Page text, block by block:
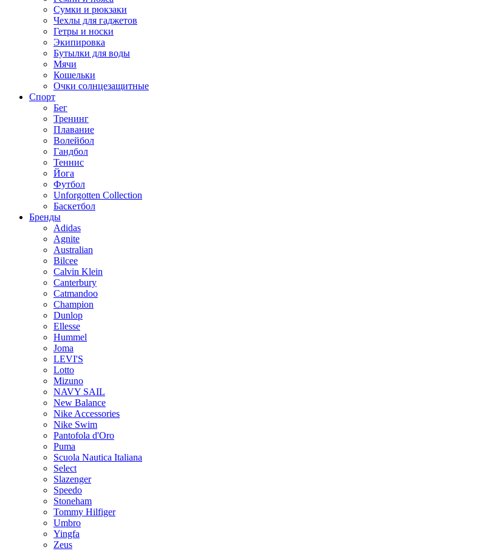
Сумки и рюкзаки
Чехлы для гаджетов
Гетры и носки
Экипировка
Бутылки для воды
Мячи
Кошельки
Очки солнцезащитные
Спорт
Бег
Тренинг
Плавание
Волейбол
Гандбол
Теннис
Йога
Футбол
Unforgotten Collection
Баскетбол
Бренды
Adidas
Agnite
Australian
Bilcee
Calvin Klein
Canterbury
Catmandoo
Champion
Dunlop
Ellesse
Hummel
Joma
LEVI'S
Lotto
Mizuno
NAVY SAIL
New Balance
Nike Accessories
Nike Swim
Pantofola d'Oro
Puma
Scuola Nautica Italiana
Select
Slazenger
Speedo
Stoneham
Tommy Hilfiger
Umbro
Yingfa
Zeus